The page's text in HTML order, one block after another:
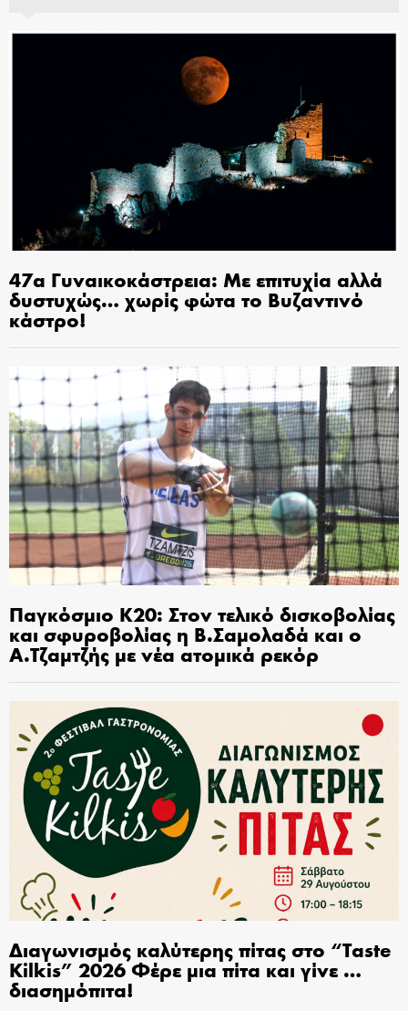
47α Γυναικοκάστρεια: Με επιτυχία αλλά
δυστυχώς… χωρίς φώτα το Βυζαντινό
κάστρο!
Παγκόσμιο Κ20: Στον τελικό δισκοβολίας
και σφυροβολίας η Β.Σαμολαδά και ο
Α.Τζαμτζής με νέα ατομικά ρεκόρ
Διαγωνισμός καλύτερης πίτας στο “Taste
Kilkis” 2026 Φέρε μια πίτα και γίνε …
διασημόπιτα!